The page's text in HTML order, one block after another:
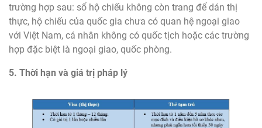
trường hợp sau: sổ hộ chiếu không còn trang để dán thị
thực, hộ chiếu của quốc gia chưa có quan hệ ngoại giao
với Việt Nam, cá nhân không có quốc tịch hoặc các trường
hợp đặc biệt là ngoại giao, quốc phòng.
5. Thời hạn và giá trị pháp lý